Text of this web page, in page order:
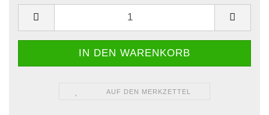
AUF DEN MERKZETTEL